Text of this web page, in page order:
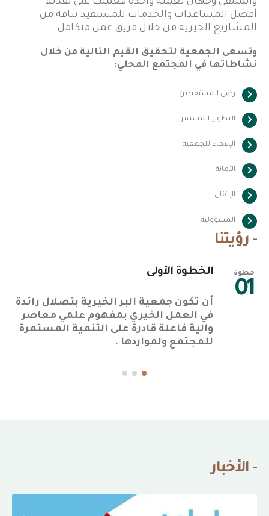
أفضل المساعدات والخدمات للمستفيد بباقة من
المشاريع الخيرية من خلال فريق عمل متكامل
وتسعى الجمعية لتحقيق القيم التالية من خلال
نشاطاتها في المجتمع المحلي:
رضى المستفيدين
التطوير المستمر
الإنتماء للجمعية
الأمانة
الإتقان
المسؤولية
- رؤيتنا
خطوة
01
الخطوة الأولى
أن تكون جمعية البر الخيرية بتصلال رائدة
في العمل الخيري بمفهوم علمي معاصر
وآلية فاعلة قادرة على التنمية المستمرة
للمجتمع ولمواردها .
- الأخبار